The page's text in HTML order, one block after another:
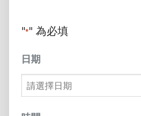
"*" 為必填
日期
MM